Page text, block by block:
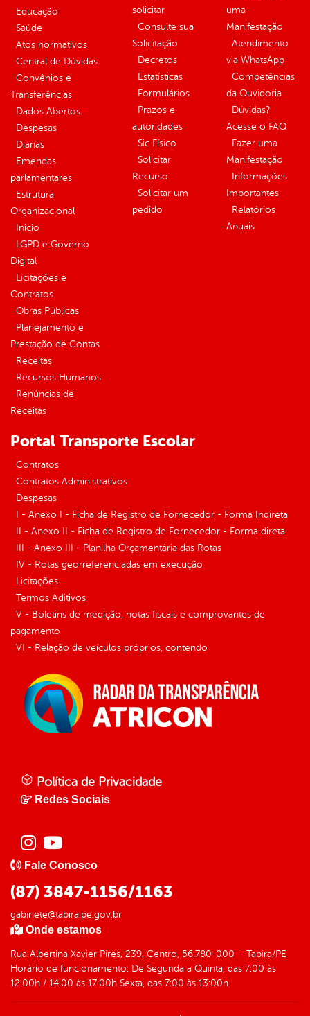
Educação
Saúde
Atos normativos
Central de Dúvidas
Convênios e
Transferências
Dados Abertos
Despesas
Diárias
Emendas
parlamentares
Estrutura
Organizacional
Inicio
LGPD e Governo
Digital
Licitações e
Contratos
Obras Públicas
Planejamento e
Prestação de Contas
Receitas
Recursos Humanos
Renúncias de
Receitas
solicitar
Consulte sua
Solicitação
Decretos
Estatísticas
Formulários
Prazos e
autoridades
Sic Físico
Solicitar
Recurso
Solicitar um
pedido
uma
Manifestação
Atendimento
via WhatsApp
Competências
da Ouvidoria
Dúvidas?
Acesse o FAQ
Fazer uma
Manifestação
Informações
Importantes
Relatórios
Anuais
Portal Transporte Escolar
Contratos
Contratos Administrativos
Despesas
I - Anexo I - Ficha de Registro de Fornecedor - Forma Indireta
II - Anexo II - Ficha de Registro de Fornecedor - Forma direta
III - Anexo III - Planilha Orçamentária das Rotas
IV - Rotas georreferenciadas em execução
Licitações
Termos Aditivos
V - Boletins de medição, notas fiscais e comprovantes de
pagamento
VI - Relação de veículos próprios, contendo
Política de Privacidade
Redes Sociais
Fale Conosco
(87) 3847-1156/1163
gabinete@tabira.pe.gov.br
Onde estamos
Rua Albertina Xavier Pires, 239, Centro, 56.780-000 – Tabira/PE
Horário de funcionamento: De Segunda a Quinta, das 7:00 às
12:00h / 14:00 às 17:00h Sexta, das 7:00 às 13:00h